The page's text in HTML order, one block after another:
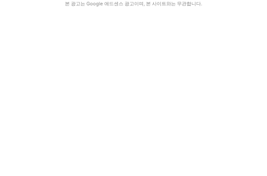
본 광고는 Google 애드센스 광고이며, 본 사이트와는 무관합니다.